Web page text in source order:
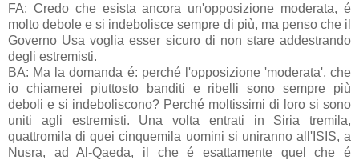
FA: Credo che esista ancora un'opposizione moderata, é
molto debole e si indebolisce sempre di più, ma penso che il
Governo Usa voglia esser sicuro di non stare addestrando
degli estremisti.
BA: Ma la domanda é: perché l'opposizione 'moderata', che
io chiamerei piuttosto banditi e ribelli sono sempre più
deboli e si indeboliscono? Perché moltissimi di loro si sono
uniti agli estremisti. Una volta entrati in Siria tremila,
quattromila di quei cinquemila uomini si uniranno all'ISIS, a
Nusra, ad Al-Qaeda, il che é esattamente quel che é